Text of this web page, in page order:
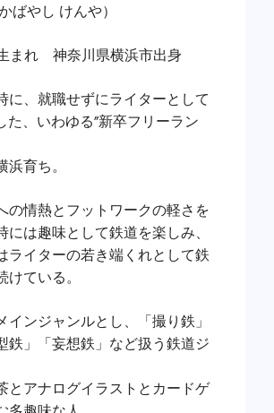
ばやし けんや）
生まれ 神奈川県横浜市出身
に、就職せずにライターとして
た、いわゆる”新卒フリーラン
育ち。
の情熱とフットワークの軽さを
は趣味として鉄道を楽しみ、
ライターの若き端くれとして鉄
ている。
インジャンルとし、「撮り鉄」
鉄」「妄想鉄」など扱う鉄道ジ
とアナログイラストとカードゲ